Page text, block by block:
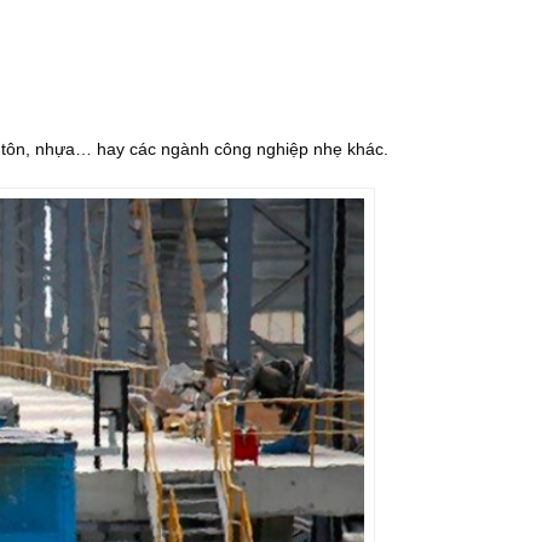
nhựa… hay các ngành công nghiệp nhẹ khác.